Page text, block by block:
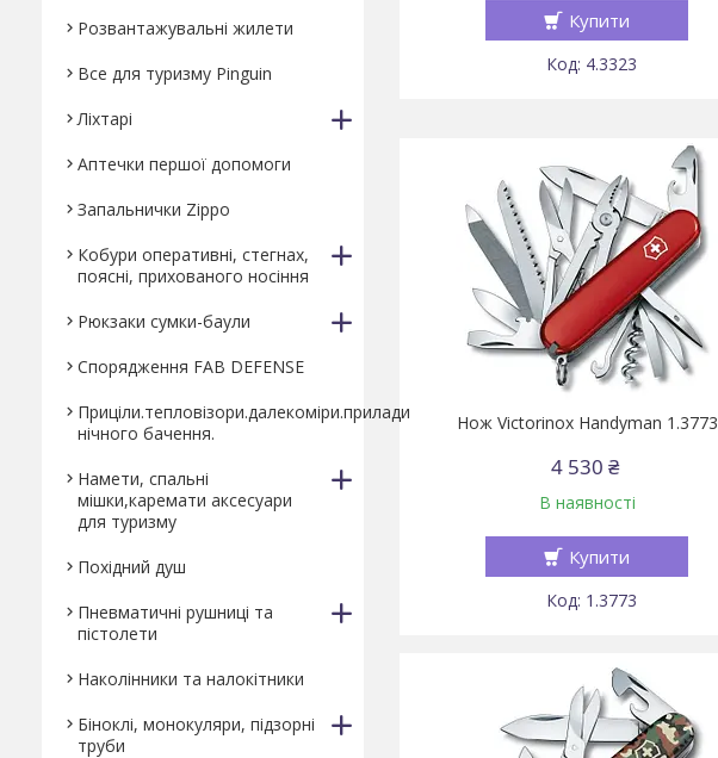
Купити
4.3323
Нож Victorinox Handyman 1.3773
4 530 ₴
В наявності
Купити
1.3773
Розвантажувальні жилети
Все для туризму Pinguin
Ліхтарі
Аптечки першої допомоги
Запальнички Zippo
Кобури оперативні, стегнах,
поясні, прихованого носіння
Рюкзаки сумки-баули
Спорядження FAB DEFENSE
Приціли.тепловізори.далекоміри.прилади
нічного бачення.
Намети, спальні
мішки,каремати аксесуари
для туризму
Похідний душ
Пневматичні рушниці та
пістолети
Наколінники та налокітники
Біноклі, монокуляри, підзорні
труби